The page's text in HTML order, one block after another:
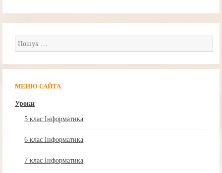
Пошук:
МЕНЮ САЙТА
Уроки
5 клас Інформатика
6 клас Інформатика
7 клас Інформатика